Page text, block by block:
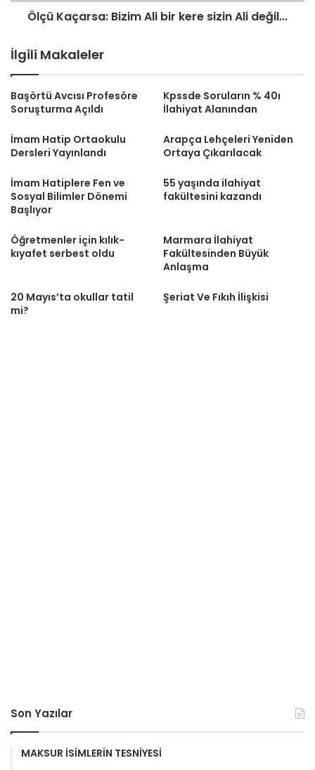
Ölçü Kaçarsa: Bizim Ali bir kere sizin Ali değil...
İlgili Makaleler
Başörtü Avcısı Profesöre
Soruşturma Açıldı
Kpssde Soruların % 40ı
İlahiyat Alanından
İmam Hatip Ortaokulu
Dersleri Yayınlandı
Arapça Lehçeleri Yeniden
Ortaya Çıkarılacak
İmam Hatiplere Fen ve
Sosyal Bilimler Dönemi
Başlıyor
55 yaşında ilahiyat
fakültesini kazandı
Öğretmenler için kılık-
kıyafet serbest oldu
Marmara İlahiyat
Fakültesinden Büyük
Anlaşma
20 Mayıs’ta okullar tatil
mi?
Şeriat Ve Fıkıh İlişkisi
Son Yazılar
MAKSUR İSİMLERİN TESNİYESİ